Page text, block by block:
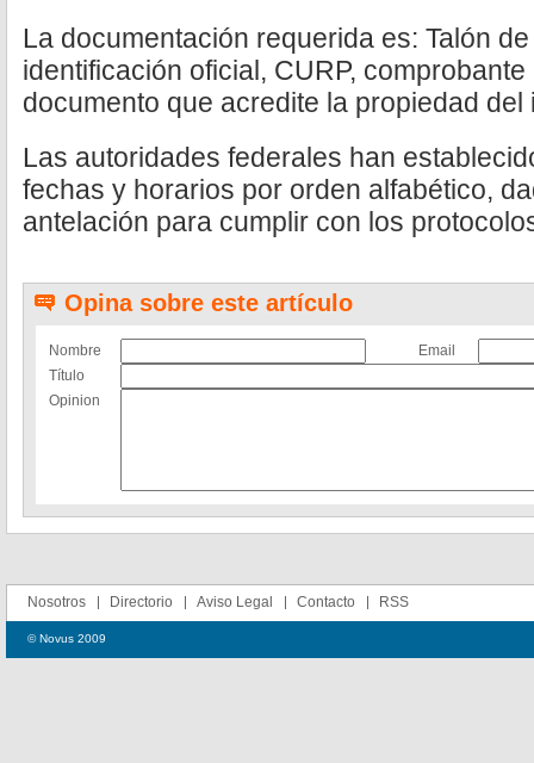
La documentación requerida es: Talón
identificación oficial, CURP,
documento que acredite la propiedad del
Las autoridades federales han
fechas y horarios por orden alfabético,
antelación para cumplir con los
Opina sobre este artículo
Nombre
Email
Título
Opinion
Nosotros Directorio Aviso Legal Contacto RSS
© Novus 2009